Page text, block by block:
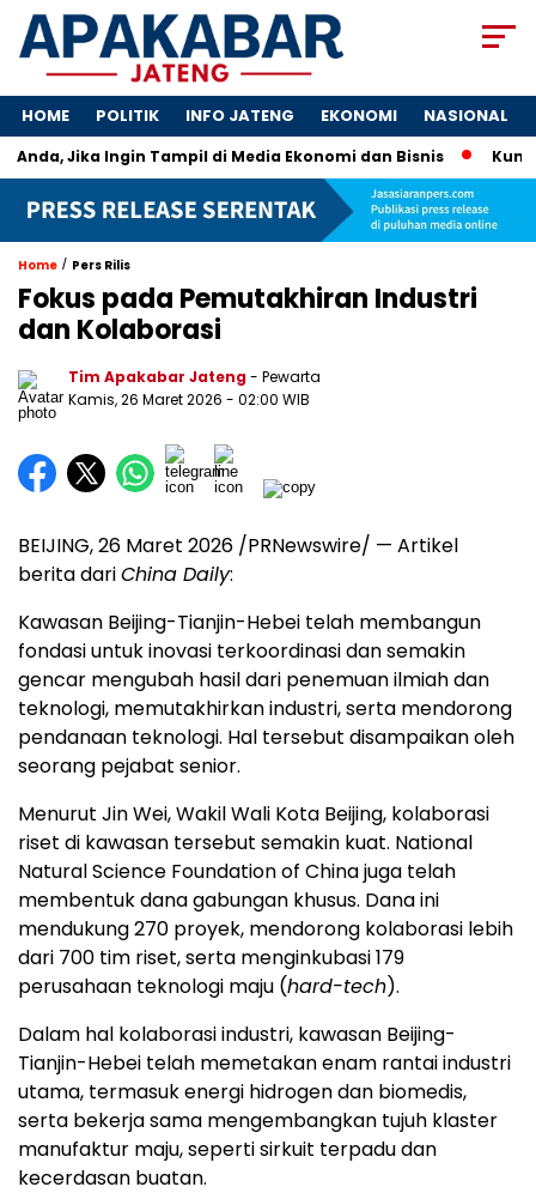
HOME POLITIK INFO JATENG EKONOMI NASIONAL
Jika Ingin Tampil di Media Ekonomi dan Bisnis Kunci
Home / Pers Rilis
Fokus pada Pemutakhiran Industri
dan Kolaborasi
Tim Apakabar Jateng- Pewarta
Kamis, 26 Maret 2026 - 02:00 WIB
BEIJING,26 Maret 2026 /PRNewswire/ — Artikel
berita dariChina Daily:
Kawasan Beijing-Tianjin-Hebei telah membangun
fondasi untuk inovasi terkoordinasi dan semakin
gencar mengubah hasil dari penemuan ilmiah dan
teknologi, memutakhirkan industri, serta mendorong
pendanaan teknologi. Hal tersebut disampaikan oleh
seorang pejabat senior.
Menurut Jin Wei, Wakil Wali Kota Beijing, kolaborasi
riset di kawasan tersebut semakin kuat. National
Natural Science Foundation of China juga telah
membentuk dana gabungan khusus. Dana ini
mendukung 270 proyek, mendorong kolaborasi lebih
dari 700 tim riset, serta menginkubasi 179
perusahaan teknologi maju (hard-tech).
Dalam hal kolaborasi industri, kawasan Beijing-
Tianjin-Hebei telah memetakan enam rantai industri
utama, termasuk energi hidrogen dan biomedis,
serta bekerja sama mengembangkan tujuh klaster
manufaktur maju, seperti sirkuit terpadu dan
kecerdasan buatan.